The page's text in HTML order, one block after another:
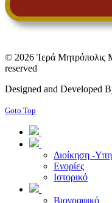
© 2026 Ἱερά Μητρόπολις
reserved
Designed and Developed
Goto Top
Διοίκηση -
Ενορίες
Ιστορικό
Βιογραφικό